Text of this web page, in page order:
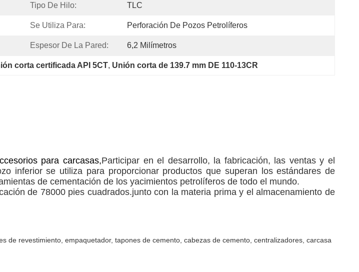
Tipo De Hilo: TLC
Se Utiliza Para: Perforación De Pozos Petrolíferos
Espesor De La Pared: 6,2 Milímetros
corta certificada API 5CT, Unión corta de 139.7 mm DE 110-13CR
para carcasas,Participar en el desarrollo, la fabricación, las ventas y el
inferior se utiliza para proporcionar productos que superan los estándares de
de cementación de los yacimientos petrolíferos de todo el mundo.
de 78000 pies cuadrados.junto con la materia prima y el almacenamiento de
de revestimiento, empaquetador, tapones de cemento, cabezas de cemento, centralizadores, carcasa